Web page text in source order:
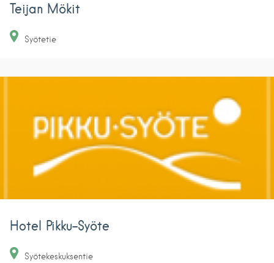
Teijan Mökit
Syötetie
Hotel Pikku-Syöte
Syötekeskuksentie